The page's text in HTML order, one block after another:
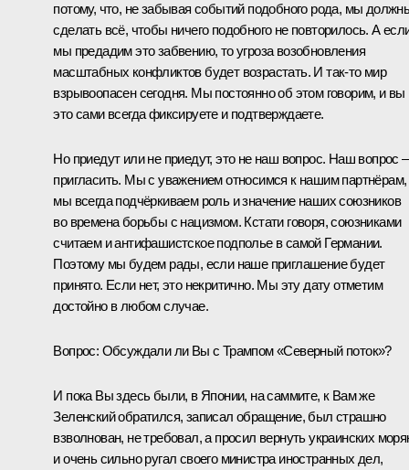
потому, что, не забывая событий подобного рода, мы
сделать всё, чтобы ничего подобного не повторилось. А
мы предадим это забвению, то угроза возобновления
масштабных конфликтов будет возрастать. И так‑то мир
взрывоопасен сегодня. Мы постоянно об этом говорим, и вы
это сами всегда фиксируете и подтверждаете.
Но приедут или не приедут, это не наш вопрос. Наш вопрос –
пригласить. Мы с уважением относимся к нашим партнёрам,
мы всегда подчёркиваем роль и значение наших союзников
во времена борьбы с нацизмом. Кстати говоря, союзниками
считаем и антифашистское подполье в самой Германии.
Поэтому мы будем рады, если наше приглашение будет
принято. Если нет, это некритично. Мы эту дату отметим
достойно в любом случае.
Вопрос: Обсуждали ли Вы с Трампом «Северный поток»?
И пока Вы здесь были, в Японии, на саммите, к Вам же
Зеленский обратился, записал обращение, был страшно
взволнован, не требовал, а просил вернуть украинских
и очень сильно ругал своего министра иностранных дел,